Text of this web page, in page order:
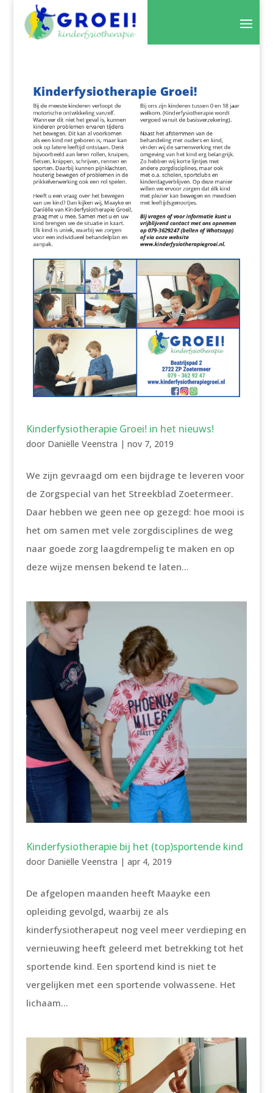
Kinderfysiotherapie Groei! in het nieuws!
door Daniëlle Veenstra | nov 7, 2019
We zijn gevraagd om een bijdrage te leveren voor
de Zorgspecial van het Streekblad Zoetermeer.
Daar hebben we geen nee op gezegd: hoe mooi is
het om samen met vele zorgdisciplines de weg
naar goede zorg laagdrempelig te maken en op
deze wijze mensen bekend te laten...
Kinderfysiotherapie bij het (top)sportende kind
door Daniëlle Veenstra | apr 4, 2019
De afgelopen maanden heeft Maayke een
opleiding gevolgd, waarbij ze als
kinderfysiotherapeut nog veel meer verdieping en
vernieuwing heeft geleerd met betrekking tot het
sportende kind. Een sportend kind is niet te
vergelijken met een sportende volwassene. Het
lichaam...